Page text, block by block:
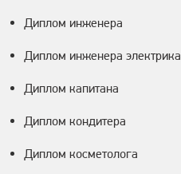
Диплом инженера
Диплом инженера электрика
Диплом капитана
Диплом кондитера
Диплом косметолога